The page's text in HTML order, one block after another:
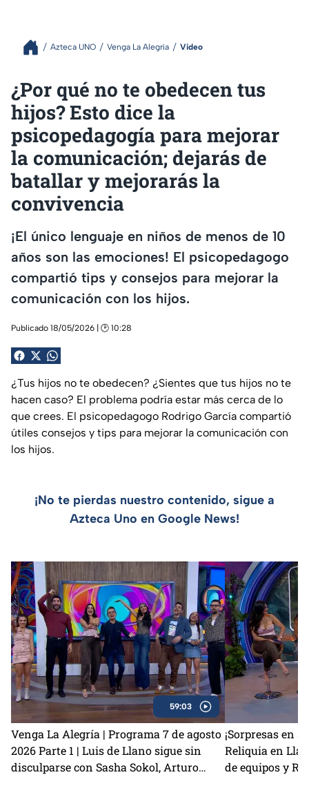
Azteca UNO Venga La Alegría Video
¿Por qué no te obedecen tus
hijos? Esto dice la
psicopedagogía para mejorar
la comunicación; dejarás de
batallar y mejorarás la
convivencia
¡El único lenguaje en niños de menos de 10
años son las emociones! El psicopedagogo
compartió tips y consejos para mejorar la
comunicación con los hijos.
Publicado 18/05/2026 | 🕑 10:28
¿Tus hijos no te obedecen? ¿Sientes que tus hijos no te
hacen caso? El problema podría estar más cerca de lo
que crees. El psicopedagogo Rodrigo García compartió
útiles consejos y tips para mejorar la comunicación con
los hijos.
¡No te pierdas nuestro contenido, sigue a
Azteca Uno en Google News!
59:03
Venga La Alegría | Programa 7 de agosto
2026 Parte 1 | Luis de Llano sigue sin
disculparse con Sasha Sokol, Arturo
¡Sorpresas en
Reliquia en
de equipos y